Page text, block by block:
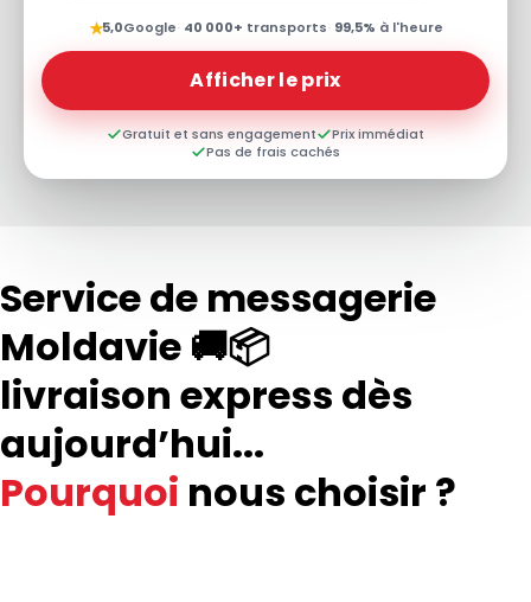
★5,0Google· 40 000+ transports· 99,5% à l'heure
Afficher le prix
Gratuit et sans engagement
Prix immédiat
Pas de frais cachés
Service de messagerie
Moldavie 🚚📦
livraison express dès
aujourd’hui...
Pourquoi nous choisir ?